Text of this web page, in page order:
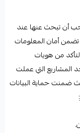
يجب أن تبحث عنها عند
تضمن أمان المعلومات
من هويات
المشاريع التي عملت
ضمنت حماية البيانات